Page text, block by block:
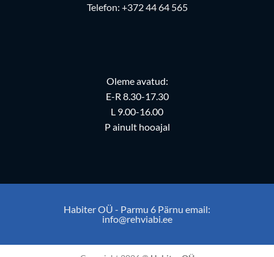
Telefon: +372 44 64 565
Oleme avatud:
E-R 8.30-17.30
L 9.00-16.00
P ainult hooajal
Habiter OÜ - Parmu 6 Pärnu email:
info@rehviabi.ee